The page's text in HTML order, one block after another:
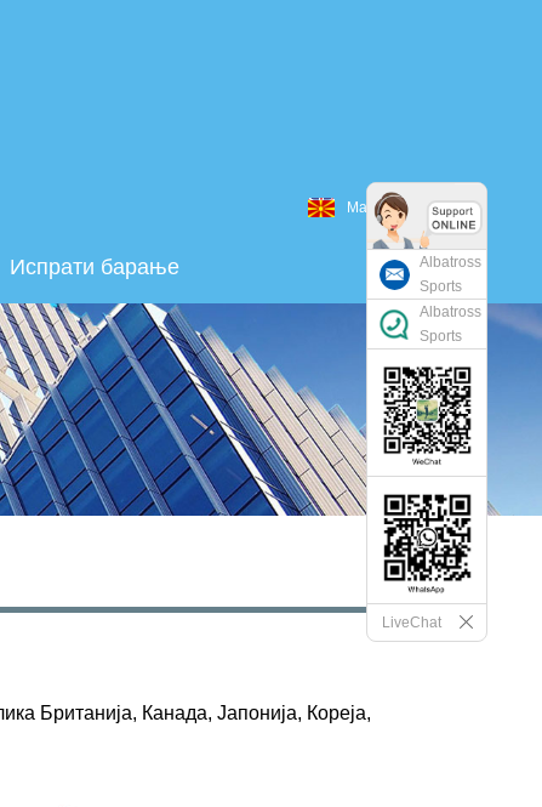
Македонски
Испрати барање
Британија, Канада, Јапонија, Кореја,
Albatross
Sports
Albatross
Sports
LiveChat